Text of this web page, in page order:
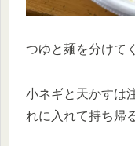
つゆと麺を分けて
小ネギと天かすは
れに入れて持ち帰